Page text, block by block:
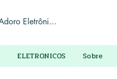
ELETRONICOS Sobre